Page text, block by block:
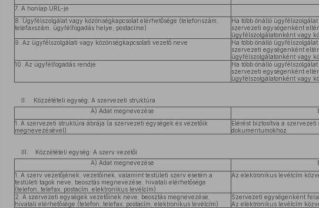
7. A honlap URL-je
8. Ügyfélszolgálat vagy közönségkapcsolat elérhetősége (telefonszám,
telefaxszám, ügyfélfogadás helye, postacíme)
Ha több önálló
szervezeti egységenként
ügyfélszolgálatonként vagy
9. Az ügyfélszolgálati vagy közönségkapcsolati vezető neve
Ha több önálló
szervezeti egységenként
ügyfélszolgálatonként vagy
10. Az ügyfélfogadás rendje
Ha több önálló
szervezeti egységenként
ügyfélszolgálatonként vagy
II. Közzétételi egység: A szervezeti struktúra
A) Adat megnevezése
1. A szervezeti struktúra ábrája (a szervezeti egységek és vezetőik
megnevezésével)
Elérést biztosítva a
dokumentumokhoz.
III. Közzétételi egység: A szerv vezetői
A) Adat megnevezése
1. A szerv vezetőjének, vezetőinek, valamint testületi szerv esetén a
testületi tagok neve, beosztás megnevezése, hivatali elérhetősége
(telefon, telefax, postacím, elektronikus levélcím)
Az elektronikus levélcím
2. A szervezeti egységek vezetőinek neve, beosztás megnevezése,
hivatali elérhetősége (telefon, telefax, postacím, elektronikus levélcím)
Szervezeti egységenként
Az elektronikus levélcím